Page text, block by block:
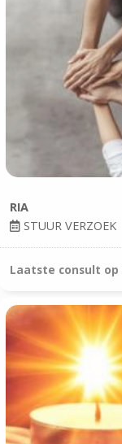
RIA
STUUR VERZOEK
Laatste consult op